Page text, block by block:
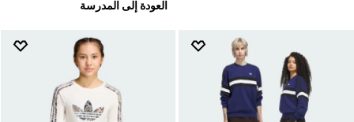
العودة إلى المدرسة